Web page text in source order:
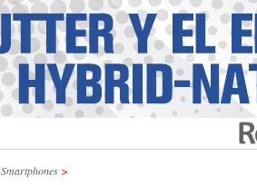
Smartphones>